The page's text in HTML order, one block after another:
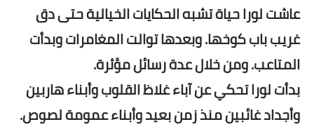
عاشت لورا حياة تشبه الحكايات الخيالية حتى دق
غريب باب كوخها. وبعدها توالت المغامرات وبدأت
المتاعب. ومن خلال عدة رسائل مؤثرة.
بدأت لورا تحكي عن آباء غلاظ القلوب وأبناء هاربين
وأجداد غائبين منذ زمن بعيد وأبناء عمومة لصوص.